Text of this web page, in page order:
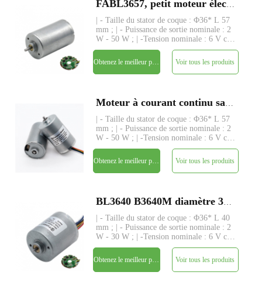
| - Taille du stator de coque : Φ36* L 57
mm ; | - Puissance de sortie nominale : 2
W - 50 W ; | -Tension nominale : 6 V cc
- 24 V ; | - Couple nominal : jusqu'à 480
gf-cm ; | - Axe : Φ3,175 mm (ou
4,0 mm), longueur personnalisée ; | -
Driver : drive
Voir tous les produits
| - Taille du stator de coque : Φ36* L 57
mm ; | - Puissance de sortie nominale : 2
W - 50 W ; | -Tension nominale : 6 V cc
- 24 V ; | - Couple nominal : jusqu'à 480
gf-cm ; | - Axe : Φ3,175 mm (ou
4,0 mm), longueur personnalisée ; | -
Driver : drive
Voir tous les produits
| - Taille du stator de coque : Φ36* L 40
mm ; | - Puissance de sortie nominale : 2
W - 30 W ; | -Tension nominale : 6 V cc
- 24 V ; | - Couple nominal : jusqu'à 320
gf-cm ; | - Axe : Φ3,175 mm (ou
4,0 mm), longueur personnalisée ; | -
Driver : drive
Voir tous les produits